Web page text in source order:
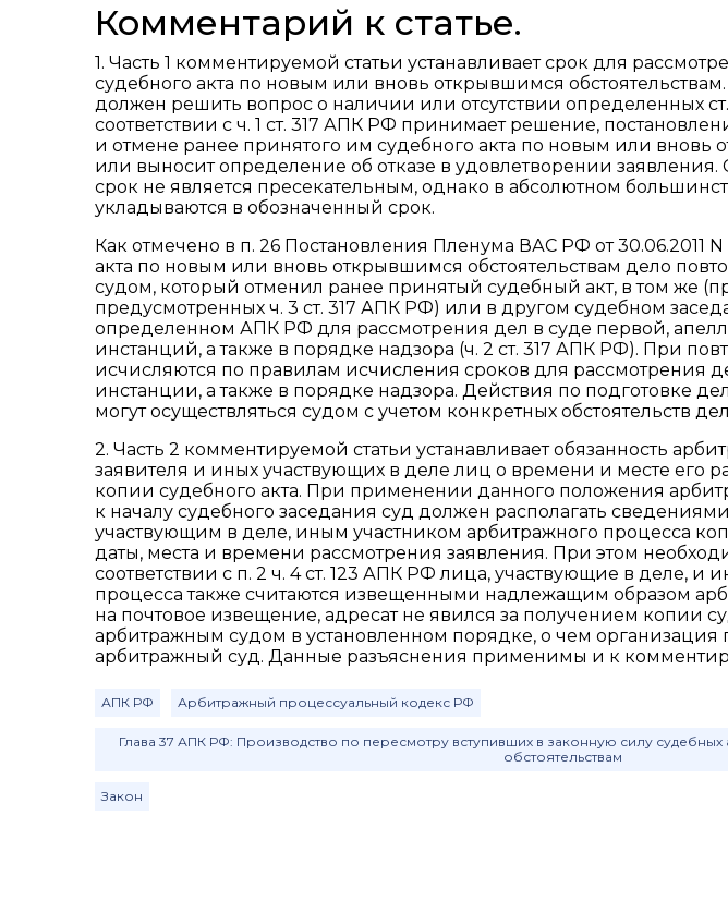
Комментарий к статье.
1. Часть 1 комментируемой статьи устанавливает срок для
судебного акта по новым или вновь открывшимся обстоятельствам.
должен решить вопрос о наличии или отсутствии определенных
соответствии с ч. 1 ст. 317 АПК РФ принимает решение,
и отмене ранее принятого им судебного акта по новым или вновь
или выносит определение об отказе в удовлетворении заявления.
срок не является пресекательным, однако в абсолютном
укладываются в обозначенный срок.
Как отмечено в п. 26 Постановления Пленума ВАС РФ от 30.06.2011
акта по новым или вновь открывшимся обстоятельствам дело
судом, который отменил ранее принятый судебный акт, в том же
предусмотренных ч. 3 ст. 317 АПК РФ) или в другом судебном
определенном АПК РФ для рассмотрения дел в суде первой,
инстанций, а также в порядке надзора (ч. 2 ст. 317 АПК РФ). При
исчисляются по правилам исчисления сроков для рассмотрения
инстанции, а также в порядке надзора. Действия по подготовке
могут осуществляться судом с учетом конкретных обстоятельств
2. Часть 2 комментируемой статьи устанавливает обязанность
заявителя и иных участвующих в деле лиц о времени и месте его
копии судебного акта. При применении данного положения
к началу судебного заседания суд должен располагать
участвующим в деле, иным участником арбитражного процесса
даты, места и времени рассмотрения заявления. При этом
соответствии с п. 2 ч. 4 ст. 123 АПК РФ лица, участвующие в деле, и
процесса также считаются извещенными надлежащим образом
на почтовое извещение, адресат не явился за получением копии
арбитражным судом в установленном порядке, о чем организация
арбитражный суд. Данные разъяснения применимы и к
АПК РФ Арбитражный процессуальный кодекс РФ
Глава 37 АПК РФ: Производство по пересмотру вступивших в законную силу
обстоятельствам
Закон